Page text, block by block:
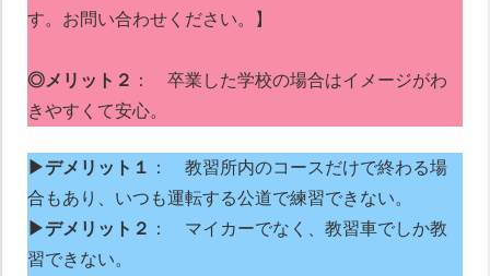
す。お問い合わせください。】
◎メリット２ ： 卒業した学校の場合はイメージがわ
きやすくて安心。
▶デメリット１ ： 教習所内のコースだけで終わる場
合もあり、いつも運転する公道で練習できない。
▶デメリット２ ： マイカーでなく、教習車でしか教
習できない。